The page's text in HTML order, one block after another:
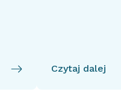
Czytaj dalej